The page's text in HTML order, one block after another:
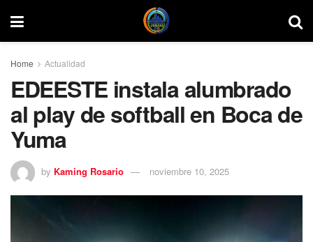
Home Actualidad
EDEESTE instala alumbrado
al play de softball en Boca de
Yuma
by Kaming Rosario noviembre 10, 2025